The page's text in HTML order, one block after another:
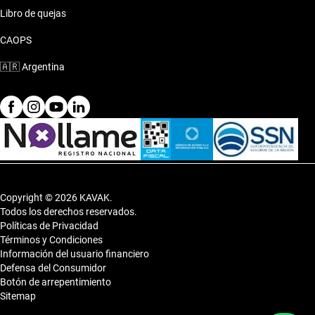
Libro de quejas
CAOPS
🇦🇷Argentina
Copyright © 2026 KAVAK.
Todos los derechos reservados.
Políticas de Privacidad
Términos y Condiciones
Información del usuario financiero
Defensa del Consumidor
Botón de arrepentimiento
Sitemap